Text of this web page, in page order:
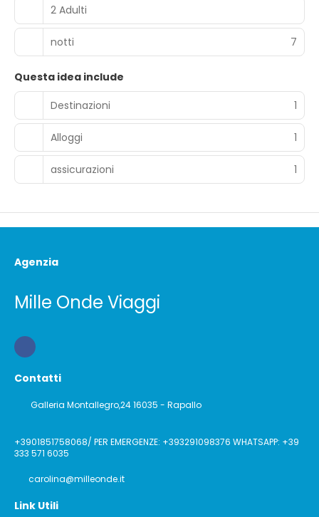
2 Adulti
notti 7
Questa idea include
Destinazioni
1
Alloggi 1
assicurazioni 1
Agenzia
Mille Onde Viaggi
Contatti
Galleria Montallegro,24 16035 - Rapallo
+3901851758068/ PER EMERGENZE: +393291098376 WHATSAPP: +39
333 571 6035
carolina@milleonde.it
Link Utili